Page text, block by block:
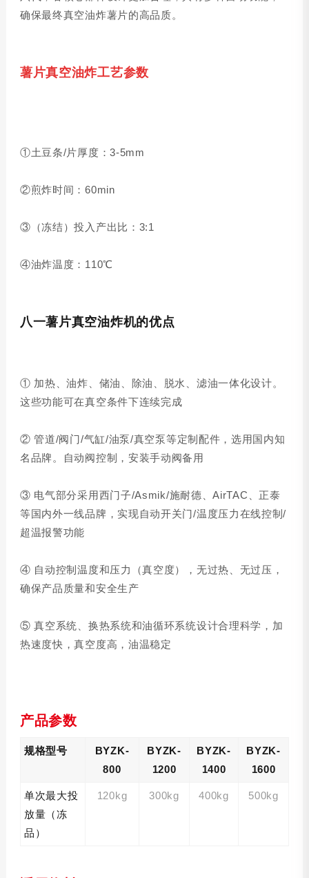
确保最终真空油炸薯片的高品质。
薯片真空油炸工艺参数
①土豆条/片厚度：3-5mm
②煎炸时间：60min
③（冻结）投入产出比：3:1
④油炸温度：110℃
八一薯片真空油炸机的优点
① 加热、油炸、储油、除油、脱水、滤油一体化设计。
这些功能可在真空条件下连续完成
② 管道/阀门/气缸/油泵/真空泵等定制配件，选用国内知
名品牌。自动阀控制，安装手动阀备用
③ 电气部分采用西门子/Asmik/施耐德、AirTAC、正泰
等国内外一线品牌，实现自动开关门/温度压力在线控制/
超温报警功能
④ 自动控制温度和压力（真空度），无过热、无过压，
确保产品质量和安全生产
⑤ 真空系统、换热系统和油循环系统设计合理科学，加
热速度快，真空度高，油温稳定
产品参数
规格型号
BYZK-
800
BYZK-
1200
BYZK-
1400
BYZK-
1600
单次最大投
放量（冻
品）
120kg 300kg 400kg 500kg